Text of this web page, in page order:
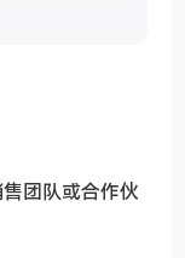
团队或合作伙